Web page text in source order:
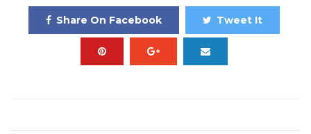
Share On Facebook Tweet It